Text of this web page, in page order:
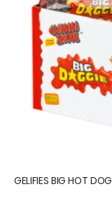
GELIFIES BIG HOT